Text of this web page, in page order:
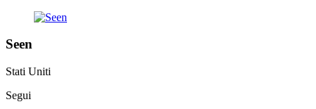
Seen
Stati Uniti
Segui